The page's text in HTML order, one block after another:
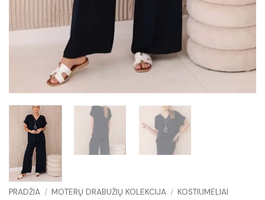
PRADŽIA / MOTERŲ DRABUŽIŲ KOLEKCIJA / KOSTIUMĖLIAI